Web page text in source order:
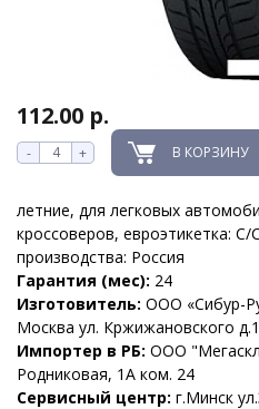
112.00 р.
- + В КОРЗИНУ
летние, для легковых
кроссоверов, евроэтикетка: C/
производства: Россия
Гарантия (мес): 24
Изготовитель: ООО «Сибур-
Москва ул. Кржижановского
Импортер в РБ: ООО
Родниковая, 1А ком. 24
Сервисный центр: г.Минск